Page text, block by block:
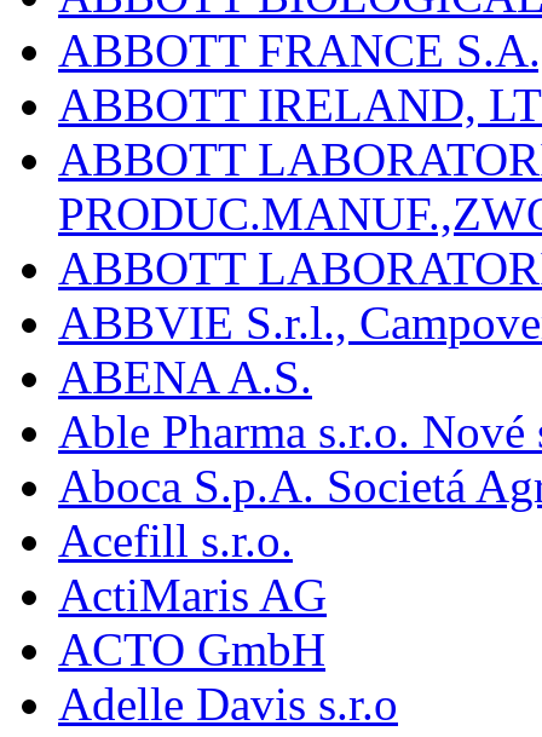
ABBOTT FRANCE
ABBOTT IRELAND,
ABBOTT
ABBOTT
ABBVIE S.r.l.,
ABENA A.S.
Able Pharma s.r.o.
Aboca S.p.A. Societá
Acefill s.r.o.
ActiMaris AG
ACTO GmbH
Adelle Davis s.r.o